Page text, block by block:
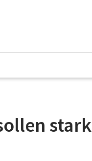
stark